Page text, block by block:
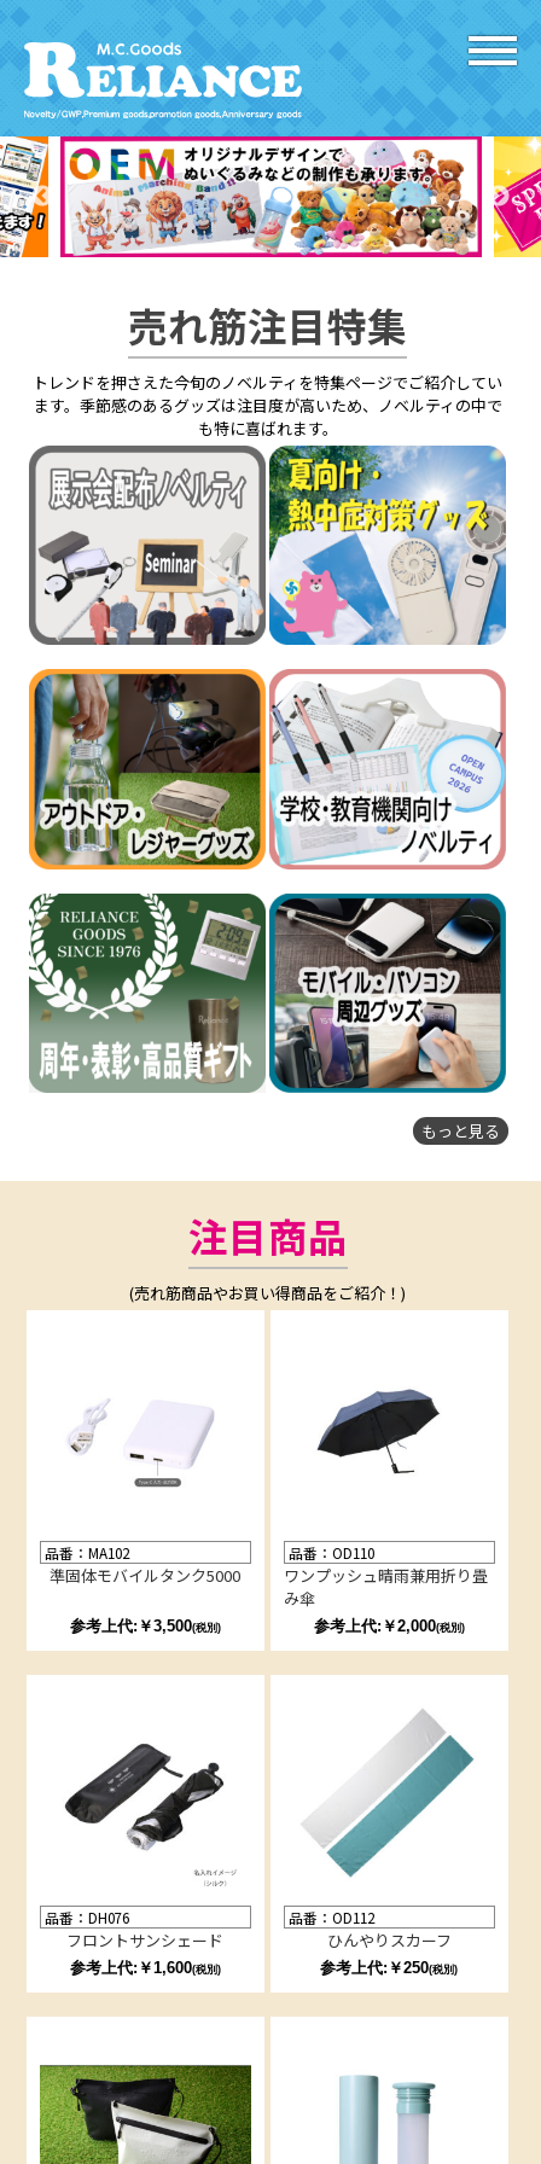
売れ筋注目特集
トレンドを押さえた今旬のノベルティを特集ページでご紹介してい
ます。季節感のあるグッズは注目度が高いため、ノベルティの中で
も特に喜ばれます。
もっと見る
注目商品
(売れ筋商品やお買い得商品をご紹介！)
品番：MA102
準固体モバイルタンク5000
参考上代:￥3,500(税別)
品番：OD110
ワンプッシュ晴雨兼用折り畳
み傘
参考上代:￥2,000(税別)
品番：DH076
フロントサンシェード
参考上代:￥1,600(税別)
品番：OD112
ひんやりスカーフ
参考上代:￥250(税別)